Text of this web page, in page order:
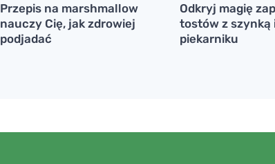
Przepis na marshmallow
nauczy Cię, jak zdrowiej
podjadać
Odkryj magię
tostów z szynką
piekarniku